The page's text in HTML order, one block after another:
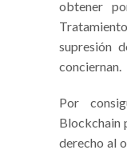
obtener
supresión
conciernan.
Por
Blockchain
derecho al